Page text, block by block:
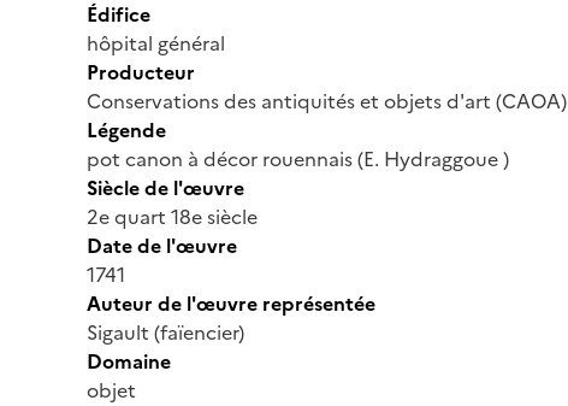
Édifice
hôpital général
Producteur
Conservations des antiquités et objets d'art (CAOA)
Légende
pot canon à décor rouennais (E. Hydraggoue )
Siècle de l'œuvre
2e quart 18e siècle
Date de l'œuvre
1741
Auteur de l'œuvre représentée
Sigault (faïencier)
Domaine
objet